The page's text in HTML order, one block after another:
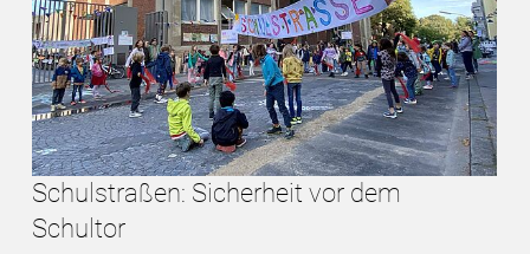
Schulstraßen: Sicherheit vor dem
Schultor